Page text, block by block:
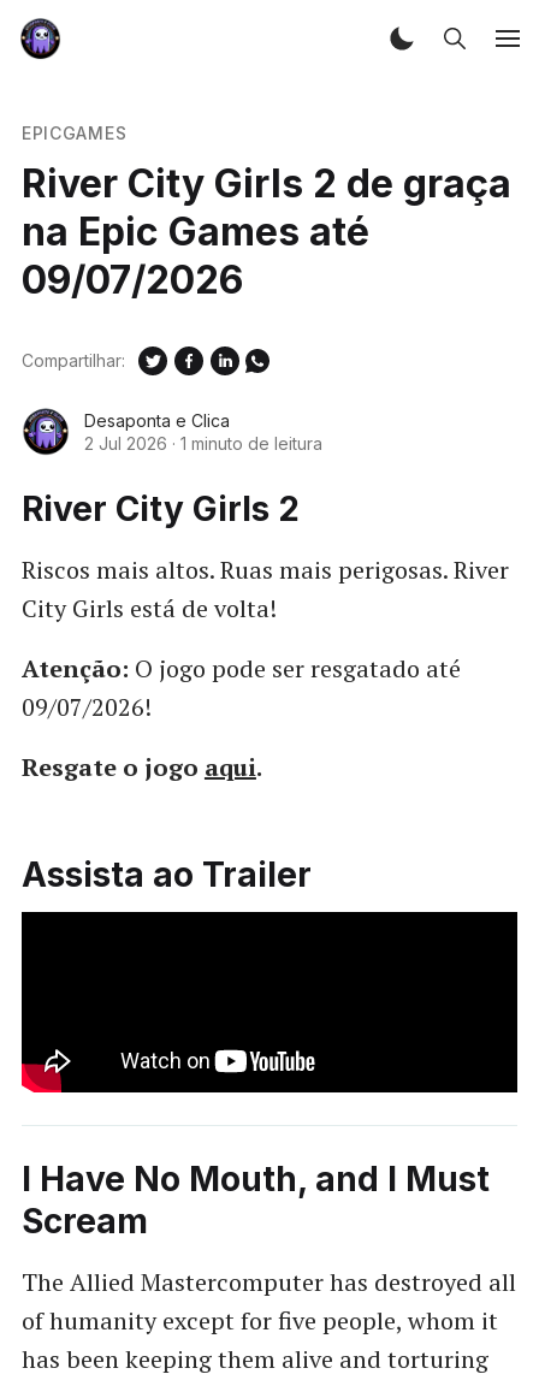
EPICGAMES
River City Girls 2 de graça
na Epic Games até
09/07/2026
Desaponta e Clica
2 Jul 2026 · 1 minuto de leitura
Compartilhar:
River City Girls 2
Riscos mais altos. Ruas mais perigosas. River
City Girls está de volta!
Atenção: O jogo pode ser resgatado até
09/07/2026!
Resgate o jogo aqui.
Assista ao Trailer
I Have No Mouth, and I Must
Scream
The Allied Mastercomputer has destroyed all
of humanity except for five people, whom it
has been keeping them alive and torturing